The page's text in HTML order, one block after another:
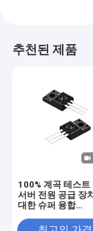
추천된 제품
100% 계곡 테스트
서버 전원 공급 장
대한 슈퍼 융합